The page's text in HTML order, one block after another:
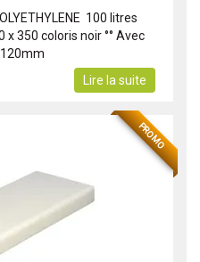
100 litres
350 coloris noir °° Avec
Lire la suite
PROMO